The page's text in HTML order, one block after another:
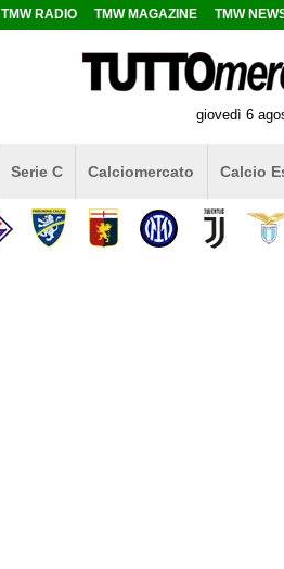
TMW RADIO TMW MAGAZINE TMW
giovedì 6
Serie C Calciomercato Calcio